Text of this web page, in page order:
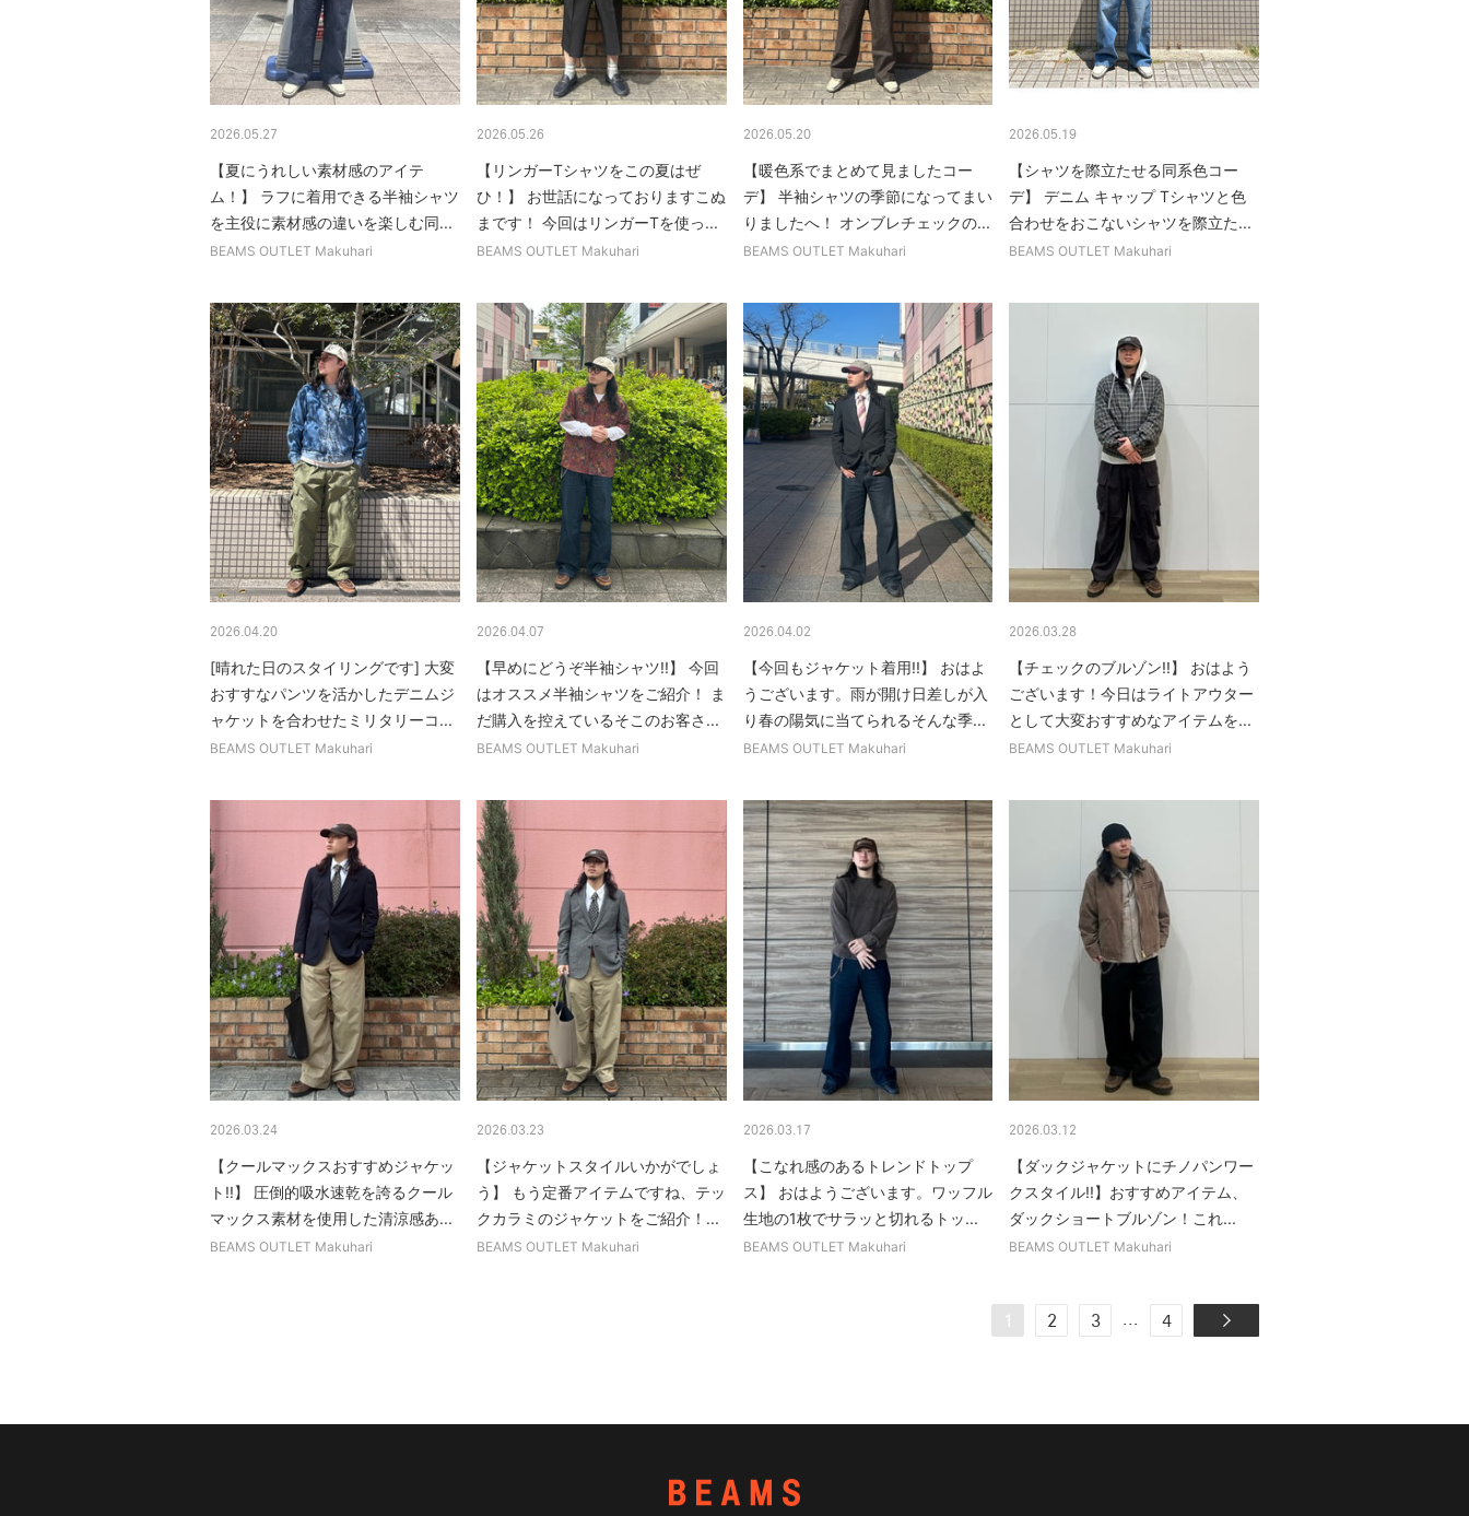
2026.05.27
【夏にうれしい素材感のアイテ
ム！】 ラフに着用できる半袖シャツ
を主役に素材感の違いを楽しむ同...
BEAMS OUTLET Makuhari
2026.05.26
【リンガーTシャツをこの夏はぜ
ひ！】 お世話になっておりますこぬ
まです！ 今回はリンガーTを使っ...
BEAMS OUTLET Makuhari
2026.05.20
【暖色系でまとめて見ましたコー
デ】 半袖シャツの季節になってまい
りましたへ！ オンブレチェックの...
BEAMS OUTLET Makuhari
2026.05.19
【シャツを際立たせる同系色コー
デ】 デニム キャップ Tシャツと色
合わせをおこないシャツを際立た...
BEAMS OUTLET Makuhari
2026.04.20
[晴れた日のスタイリングです] 大変
おすすなパンツを活かしたデニムジ
ャケットを合わせたミリタリーコ...
BEAMS OUTLET Makuhari
2026.04.07
【早めにどうぞ半袖シャツ!!】 今回
はオススメ半袖シャツをご紹介！ ま
だ購入を控えているそこのお客さ...
BEAMS OUTLET Makuhari
2026.04.02
【今回もジャケット着用!!】 おはよ
うございます。雨が開け日差しが入
り春の陽気に当てられるそんな季...
BEAMS OUTLET Makuhari
2026.03.28
【チェックのブルゾン!!】 おはよう
ございます！今日はライトアウター
として大変おすすめなアイテムを...
BEAMS OUTLET Makuhari
2026.03.24
【クールマックスおすすめジャケッ
ト!!】 圧倒的吸水速乾を誇るクール
マックス素材を使用した清涼感あ...
BEAMS OUTLET Makuhari
2026.03.23
【ジャケットスタイルいかがでしょ
う】 もう定番アイテムですね、テッ
クカラミのジャケットをご紹介！...
BEAMS OUTLET Makuhari
2026.03.17
【こなれ感のあるトレンドトップ
ス】 おはようございます。ワッフル
生地の1枚でサラッと切れるトッ...
BEAMS OUTLET Makuhari
2026.03.12
【ダックジャケットにチノパンワー
クスタイル!!】おすすめアイテム、
ダックショートブルゾン！これ...
BEAMS OUTLET Makuhari
1 2 3 ... 4